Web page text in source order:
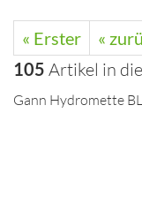
« Erster «
105 Artikel in
Gann Hydromette